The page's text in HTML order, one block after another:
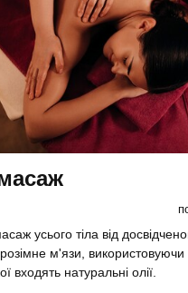
усього тіла від
м'язи,
входять натуральні олії.